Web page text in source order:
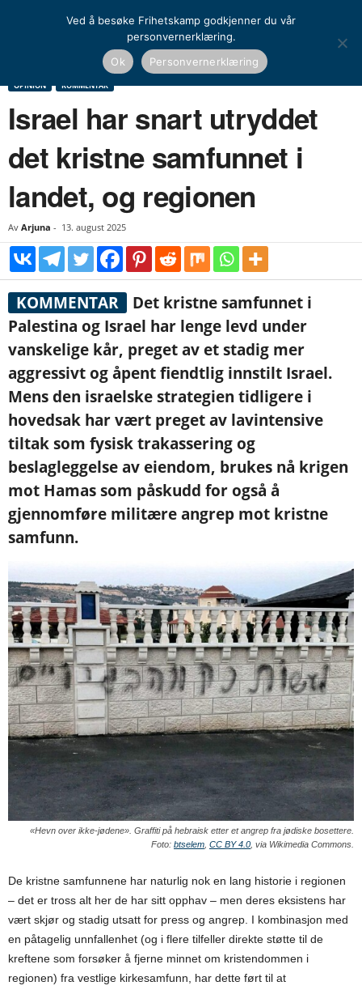
Kommentar
Israel har snart utryddet det kristne samfunnet i
OPINION KOMMENTAR
Israel har snart utryddet
det kristne samfunnet i
landet, og regionen
Av Arjuna - 13. august 2025
KOMMENTAR
Det kristne samfunnet i
Palestina og Israel har lenge levd under
vanskelige kår, preget av et stadig mer
aggressivt og åpent fiendtlig innstilt Israel.
Mens den israelske strategien tidligere i
hovedsak har vært preget av lavintensive
tiltak som fysisk trakassering og
beslagleggelse av eiendom, brukes nå krigen
mot Hamas som påskudd for også å
gjennomføre militære angrep mot kristne
samfunn.
«Hevn over ikke-jødene». Graffiti på hebraisk etter et angrep fra jødiske bosettere.
Foto: btselem CC BY 4.0 , via Wikimedia Commons.
De kristne samfunnene har naturlig nok en lang historie i regionen
– det er tross alt her de har sitt opphav – men deres eksistens har
vært skjør og stadig utsatt for press og angrep. I kombinasjon med
en påtagelig unnfallenhet (og i flere tilfeller direkte støtte til de
kreftene som forsøker å fjerne minnet om kristendommen i
regionen) fra vestlige kirkesamfunn, har dette ført til at
Ved å besøke Frihetskamp godkjenner du vår
personvernerklæring.
Ok
Personvernerklæring